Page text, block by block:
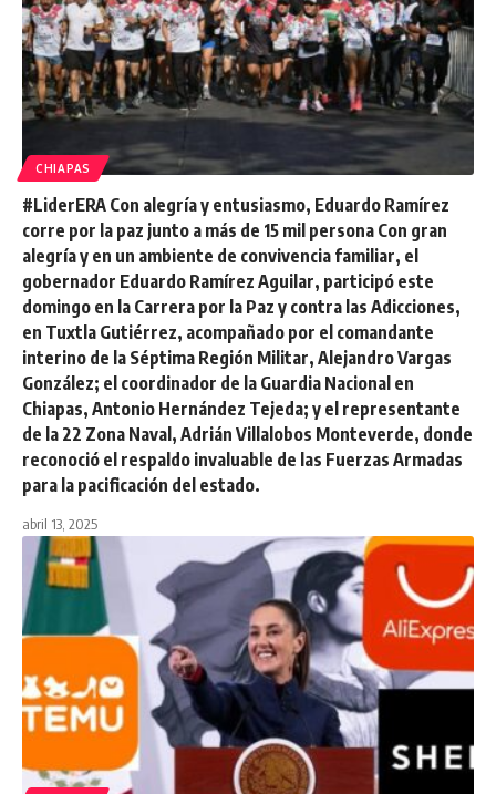
CHIAPAS
#LiderERA Con alegría y entusiasmo, Eduardo Ramírez
corre por la paz junto a más de 15 mil persona Con gran
alegría y en un ambiente de convivencia familiar, el
gobernador Eduardo Ramírez Aguilar, participó este
domingo en la Carrera por la Paz y contra las Adicciones,
en Tuxtla Gutiérrez, acompañado por el comandante
interino de la Séptima Región Militar, Alejandro Vargas
González; el coordinador de la Guardia Nacional en
Chiapas, Antonio Hernández Tejeda; y el representante
de la 22 Zona Naval, Adrián Villalobos Monteverde, donde
reconoció el respaldo invaluable de las Fuerzas Armadas
para la pacificación del estado.
abril 13, 2025